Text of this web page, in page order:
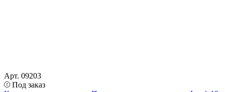
Арт. 09203
Под заказ